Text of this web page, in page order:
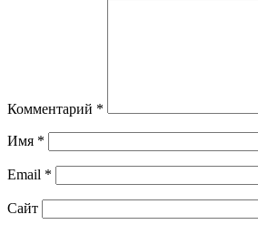
Комментарий *
Имя *
Email *
Сайт